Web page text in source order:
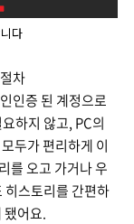
다
차
인증 된 계정으로
하지 않고, PC의
두가 편리하게 이
를 오고 가거나 우
히스토리를 간편하
됐어요.